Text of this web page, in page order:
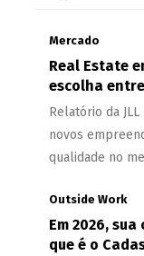
Mercado
Real Estate
escolha
Relatório da
novos
qualidade no
Outside Work
Em 2026,
que é o